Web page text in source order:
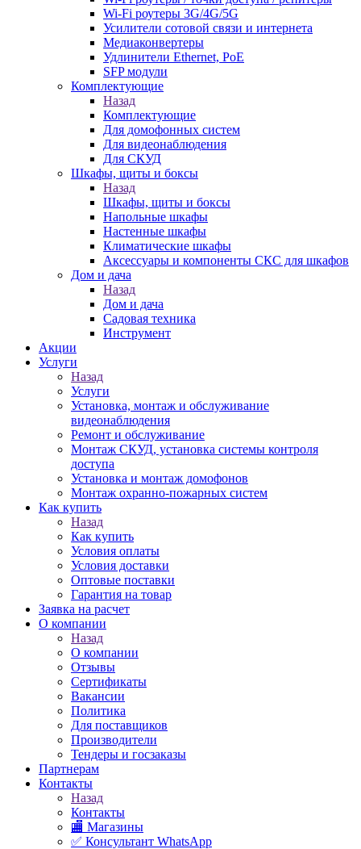
Wi-Fi роутеры 3G/4G/5G
Усилители сотовой связи и интернета
Медиаконвертеры
Удлинители Ethernet, PoE
SFP модули
Комплектующие
Назад
Комплектующие
Для домофонных систем
Для видеонаблюдения
Для СКУД
Шкафы, щиты и боксы
Назад
Шкафы, щиты и боксы
Напольные шкафы
Настенные шкафы
Климатические шкафы
Аксессуары и компоненты СКС для шкафов
Дом и дача
Назад
Дом и дача
Садовая техника
Инструмент
Акции
Услуги
Назад
Услуги
Установка, монтаж и обслуживание
видеонаблюдения
Ремонт и обслуживание
Монтаж СКУД, установка системы контроля
доступа
Установка и монтаж домофонов
Монтаж охранно-пожарных систем
Как купить
Назад
Как купить
Условия оплаты
Условия доставки
Оптовые поставки
Гарантия на товар
Заявка на расчет
О компании
Назад
О компании
Отзывы
Сертификаты
Вакансии
Политика
Для поставщиков
Производители
Тендеры и госзаказы
Партнерам
Контакты
Назад
Контакты
🏬 Магазины
✅️ Консультант WhatsApp